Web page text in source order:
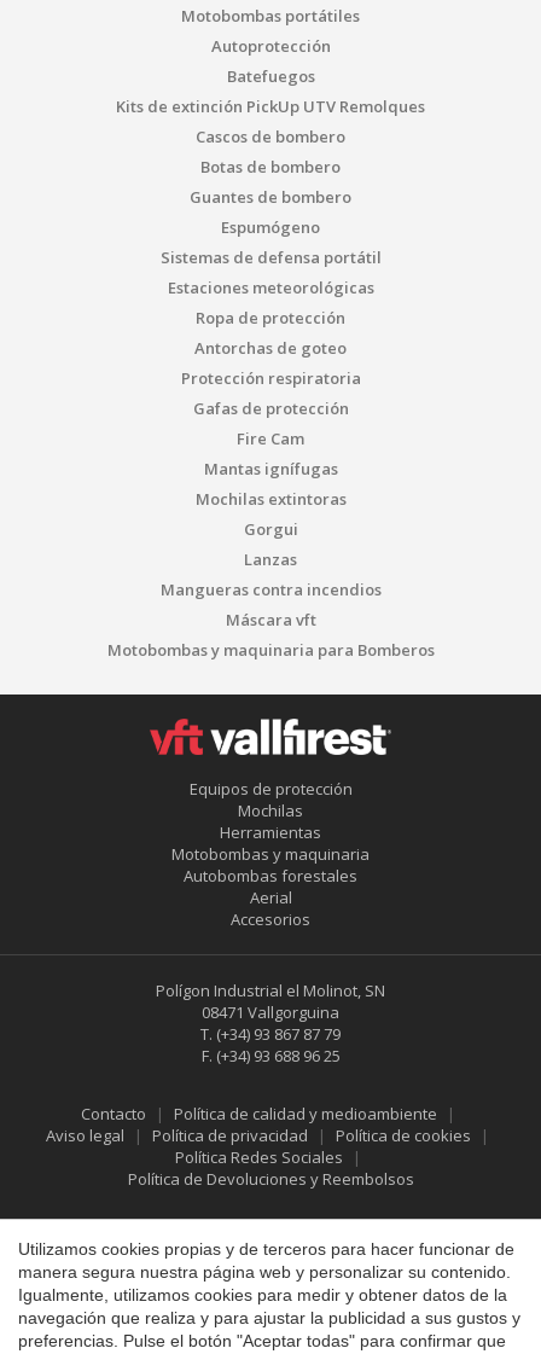
Motobombas portátiles
Autoprotección
Batefuegos
Kits de extinción PickUp UTV Remolques
Cascos de bombero
Botas de bombero
Guantes de bombero
Espumógeno
Sistemas de defensa portátil
Estaciones meteorológicas
Ropa de protección
Antorchas de goteo
Protección respiratoria
Gafas de protección
Fire Cam
Mantas ignífugas
Mochilas extintoras
Gorgui
Lanzas
Mangueras contra incendios
Máscara vft
Motobombas y maquinaria para Bomberos
Equipos de protección
Mochilas
Herramientas
Motobombas y maquinaria
Autobombas forestales
Aerial
Accesorios
Polígon Industrial el Molinot, SN
08471 Vallgorguina
T. (+34) 93 867 87 79
F. (+34) 93 688 96 25
Contacto
Política de calidad y medioambiente
Aviso legal
Política de privacidad
Política de cookies
Política Redes Sociales
Política de Devoluciones y Reembolsos
Utilizamos cookies propias y de terceros para hacer funcionar de
manera segura nuestra página web y personalizar su contenido.
Igualmente, utilizamos cookies para medir y obtener datos de la
navegación que realiza y para ajustar la publicidad a sus gustos y
preferencias. Pulse el botón "Aceptar todas" para confirmar que